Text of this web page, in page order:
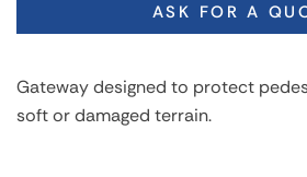
ASK FOR A
Gateway designed to protect
soft or damaged terrain.